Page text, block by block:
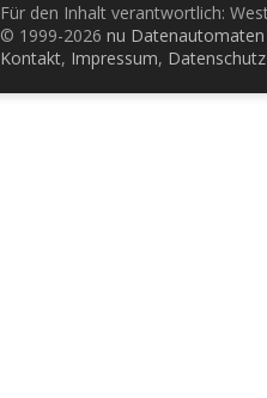
Für den Inhalt verantwortlich:
© 1999-2026 nu
Kontakt, Impressum, Datenschutz